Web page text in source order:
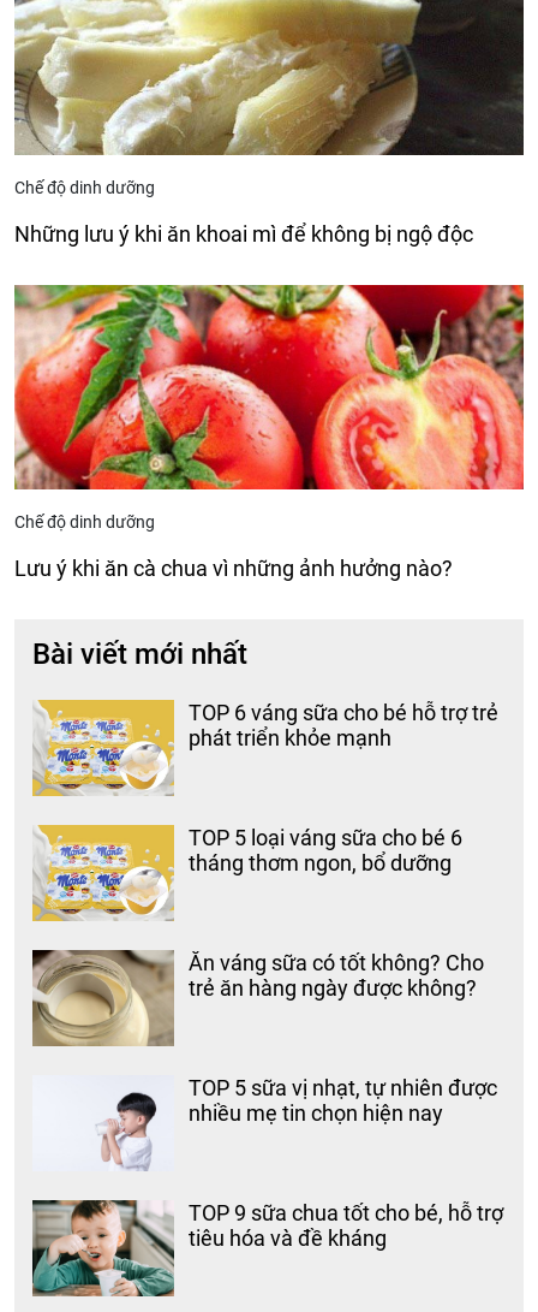
Chế độ dinh dưỡng
Những lưu ý khi ăn khoai mì để không bị ngộ độc
Chế độ dinh dưỡng
Lưu ý khi ăn cà chua vì những ảnh hưởng nào?
Bài viết mới nhất
TOP 6 váng sữa cho bé hỗ trợ trẻ
phát triển khỏe mạnh
TOP 5 loại váng sữa cho bé 6
tháng thơm ngon, bổ dưỡng
Ăn váng sữa có tốt không? Cho
trẻ ăn hàng ngày được không?
TOP 5 sữa vị nhạt, tự nhiên được
nhiều mẹ tin chọn hiện nay
TOP 9 sữa chua tốt cho bé, hỗ trợ
tiêu hóa và đề kháng